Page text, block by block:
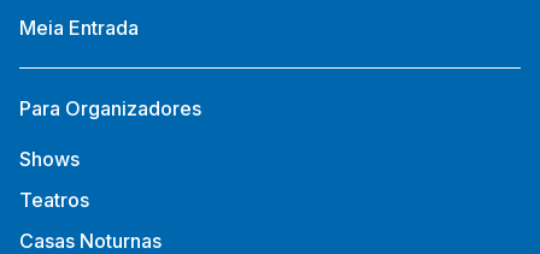
Meia Entrada
Para Organizadores
Shows
Teatros
Casas Noturnas